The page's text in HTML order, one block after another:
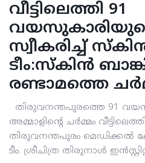
വീട്ടിലെത്തി 91
സ്വീകരിച്ച്
ടീം:സ്‌കിൻ
രണ്ടാമത്തെ
തിരുവനന്തപുരത്തെ 91
അമ്മാളിന്റെ ചർമ്മം
തിരുവനന്തപുരം മെഡിക്കൽ
ടീം. ശ്രീചിത്ര തിരുനാൾ